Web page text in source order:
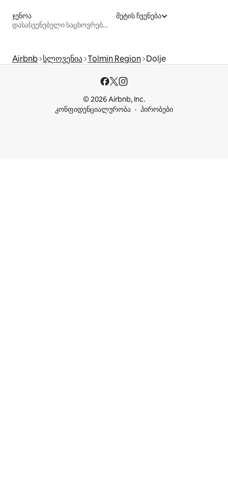
ჯენოა
დასასვენებელი საცხოვრებლები
მეტის ჩვენება
Airbnb სლოვენია Tolmin Region Dolje
© 2026 Airbnb, Inc.
კონფიდენციალურობა
პირობები